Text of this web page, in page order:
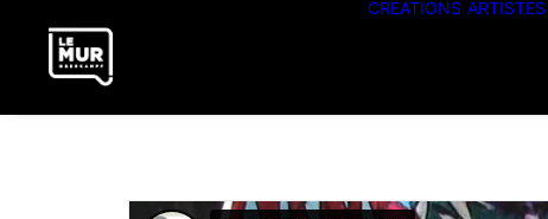
CRÉATIONS ARTISTES